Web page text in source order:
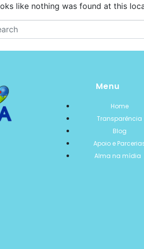
like nothing was found at this
Menu
Home
Transparência
Blog
Apoio e
Alma na mídia